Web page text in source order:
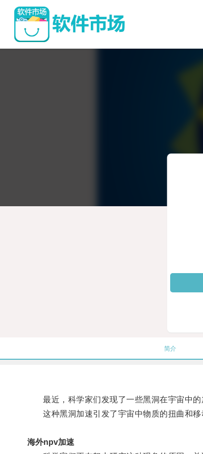
简介
最近，科学家们发现了一些黑洞在宇宙中的
这种黑洞加速引发了宇宙中物质的扭曲和移
海外npv加速